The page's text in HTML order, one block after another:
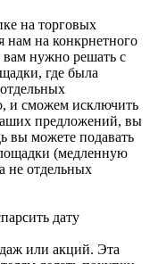
на торговых
нам на конкрнетного
нужно решать с
где была
и сможем исключить
предложений, вы
вы можете подавать
(медленную
не отдельных
дату
или акций. Эта